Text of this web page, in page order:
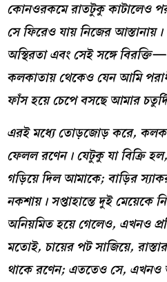
কোনওরকমে রাতটুকু কাটালেও
সে ফিরেও যায় নিজের আস্তানায়।
অস্থিরতা এবং সেই সঙ্গে বিরক্তি—
কলকাতায় থেকেও যেন আমি
ফাঁস হয়ে চেপে বসছে আমার
এরই মধ্যে তোড়জোড় করে,
ফেলল রণেন। যেটুকু যা বিক্রি হল,
গড়িয়ে দিল আমাকে; বাড়ির
নকশায়। সপ্তাহান্তে দুই
অনিয়মিত হয়ে গেলেও, এখনও
মতোই, চায়ের পট সাজিয়ে,
থাকে রণেন; এততেও সে, এখনও